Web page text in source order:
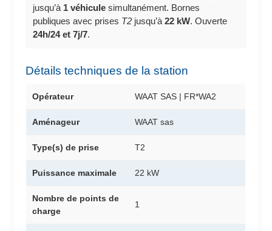
jusqu’à 1 véhicule simultanément. Bornes
publiques avec prises T2 jusqu’à22 kW. Ouverte
24h/24 et 7j/7.
Détails techniques de la station
Opérateur WAAT SAS | FR*WA2
Aménageur WAAT sas
Type(s) de prise T2
Puissance maximale 22 kW
Nombre de points de
charge
1